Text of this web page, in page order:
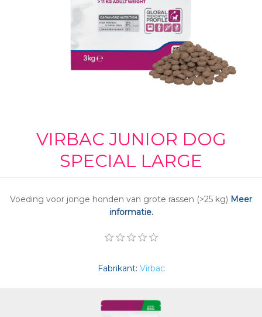
VIRBAC JUNIOR DOG
SPECIAL LARGE
Voeding voor jonge honden van grote rassen (>25 kg) Meer
informatie.
Fabrikant: Virbac